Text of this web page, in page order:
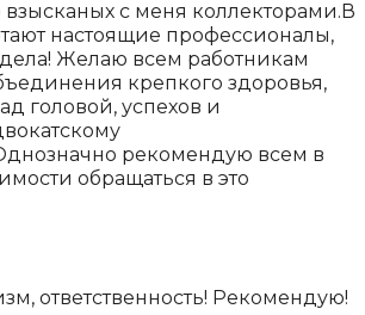
с меня коллекторами.В
настоящие профессионалы,
дела! Желаю всем работникам
крепкого здоровья,
головой, успехов и
рекомендую всем в
обращаться в это
ответственность! Рекомендую!